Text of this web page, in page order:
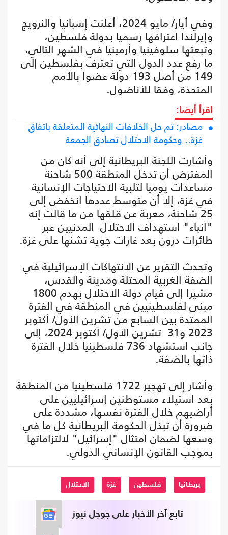
وفي أيار/ مايو 2024، أعلنت إسبانيا والنرويج
وإيرلندا اعترافها رسميا بدولة فلسطين،
وتبعتها سلوفينيا وأرمينيا في الشهر التالي،
ما رفع عدد الدول التي تعترف بفلسطين إلى
149 من أصل 193 دولة عضوا بالأمم
المتحدة، وفقا للأناضول.
اقرأ أيضا:
مصادر: تم حل الخلافات النهائية المتعلقة باتفاق
غزة.. وحكومة الاحتلال تصادق الجمعة
وأشارت اللجنة البريطانية إلى أنه كان من
المفترض أن تدخل المنطقة 500 شاحنة
مساعدات يوميا لتلبية الاحتياجات الإنسانية
في غزة، إلا أن متوسط عددها انخفض إلى
25 شاحنة، معربة عن قلقها من ما قالت إنه
"أنباء" استهداف الاحتلال المدنيين عبر
طائرات درون بعد غارات جوية تشنها على غزة.
وتحدث التقرير عن الانتهاكات الإسرائيلية في
الضفة الغربية المحتلة ومدينة والقدس،
مشيرا إلى قيام دولة الاحتلال بهدم 1800
مبنى لفلسطينيين في المنطقة في الفترة
الممتدة بين السابع من تشرين الأول/ أكتوبر
2023 و31 تشرين الأول/ أكتوبر 2024، إلى
جانب استشهاد 736 فلسطينيا خلال الفترة
ذاتها بالضفة.
وأشار إلى تهجير 1722 فلسطينيا من المنطقة
بعد استيلاء مستوطنين إسرائيليين على
أراضيهم خلال الفترة نفسها، مشددة على
ضرورة أن تبذل الحكومة البريطانية كل ما في
وسعها لضمان امتثال "إسرائيل" لالتزاماتها
بموجب القانون الإنساني الدولي.
بريطانيا فلسطين غزة الاحتلال
تابع آخر الأخبار على جوجل نيوز